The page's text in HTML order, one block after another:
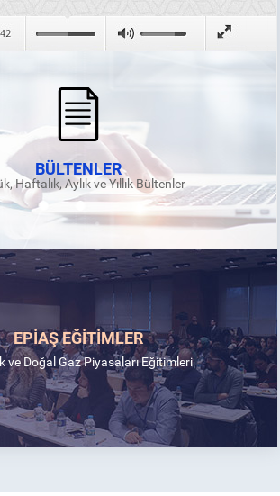
BÜLTENLER
Haftalık, Aylık ve Yıllık Bültenler
EPİAŞ EĞİTİMLER
ve Doğal Gaz Piyasaları Eğitimleri